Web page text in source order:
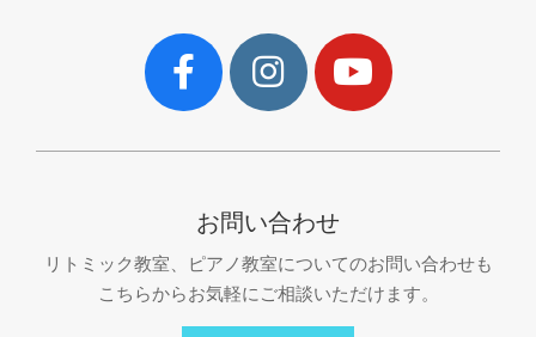
お問い合わせ
リトミック教室、ピアノ教室についてのお問い合わせも
こちらからお気軽にご相談いただけます。